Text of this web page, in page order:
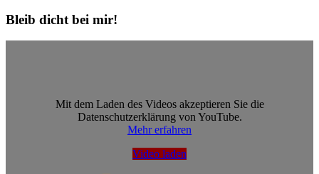
Bleib dicht bei mir!
Mit dem Laden des Videos akzeptieren Sie die
Datenschutzerklärung von YouTube.
Mehr erfahren
Video laden